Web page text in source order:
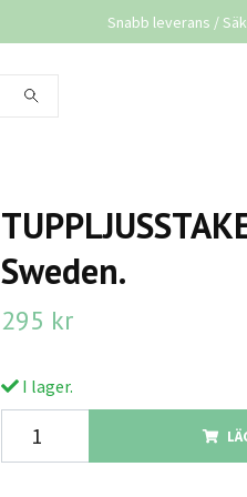
Snabb leverans /
Sweden.
295 kr
I lager.